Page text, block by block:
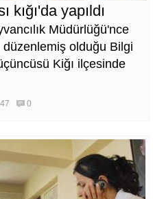
kığı'da yapıldı
Müdürlüğü'nce
olduğu Bilgi
Kiğı ilçesinde
0